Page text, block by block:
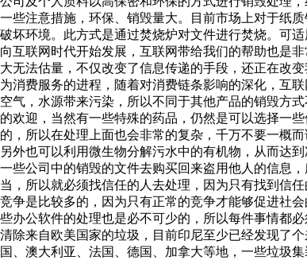
些注意措施，环保、销毁量大。目前市场上对于纸
坏环境。此方式是通过焚烧炉对文件进行焚烧。可
互联网时代开始发展，互联网带给我们的帮助也是
无法估量，不仅改变了信息传递的手段，还正在改
消费服务的进程，随着对消费链条影响的深化，互
气，水源带来污染，所以不同于其他产品的销毁方
欢迎，当然有一些特殊的药品，仍然是可以选择一
，所以在处理上面也会非常的复杂，千万不要一概
外也可以利用微生物分解污水中的有机物，从而达
些公司中的销毁的文件去购买回来盗用他人的信息
，所以就必须找信任的人去处理，因为只有找到信
争是比较多的，因为只有正常的竞争才能够促进社
办公软件的处理也是必不可少的，所以每件事情都
除来自欧美国家的垃圾，目前印尼至少已经发现了
澳大利亚、法国、德国、加拿大等地，一些垃圾